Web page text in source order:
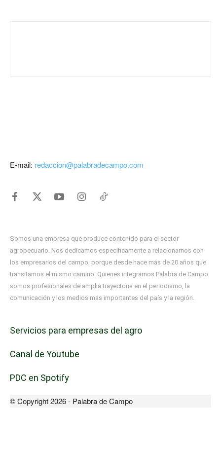
E-mail: redaccion@palabradecampo.com
Somos una empresa que produce contenido para el sector
agropecuario. Nos dedicamos específicamente a relacionarnos con
los empresarios del campo, porque desde hace más de 20 años que
transitamos el mismo camino. Quienes integramos Palabra de Campo
somos profesionales de amplia trayectoria en el periodismo, la
comunicación y los medios mas importantes del país y la región.
Servicios para empresas del agro
Canal de Youtube
PDC en Spotify
© Copyright 2026 - Palabra de Campo